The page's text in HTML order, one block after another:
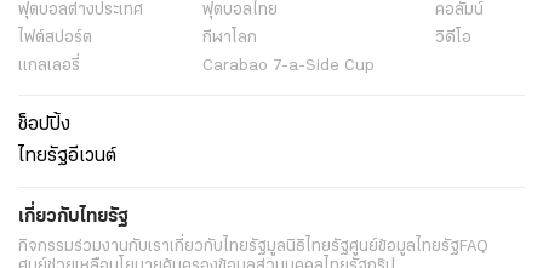
ฟุตบอลต่่างประเทศ ฟุตบอลไทย
คอลัมน์
ไฟต์สปอร์ต
กีฬาโลก
วิดีโอ
แกลเลอรี่
Carabao 7-a-Side Cup
ช็อปปิ้ง
ไทยรัฐอีเวนต์
เกี่ยวกับไทยรัฐ
กิจกรรมร่วมงานกับเราเกี่ยวกับไทยรัฐมูลนิธิไทยรัฐศูนย์ข้อมูลไทยรัฐFAQ